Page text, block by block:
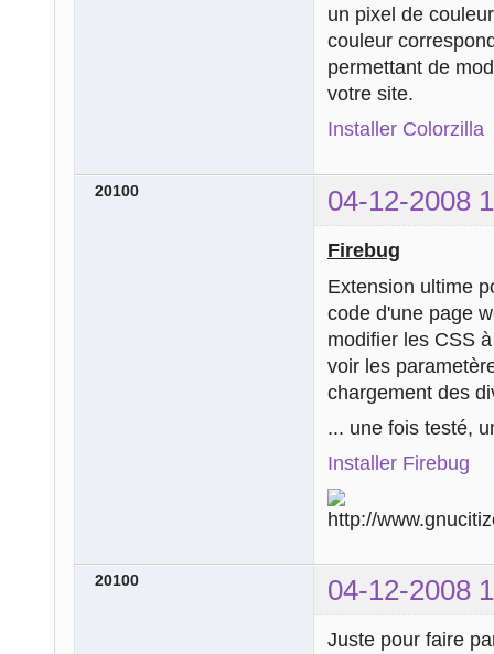
un pixel de
couleur
permettant de
votre site.
Installer Colorzilla
20100 04-12-2008
Firebug
Extension ultime
code d'une page
modifier les CSS
voir les
chargement des
... une fois testé,
Installer Firebug
20100 04-12-2008
Juste pour faire